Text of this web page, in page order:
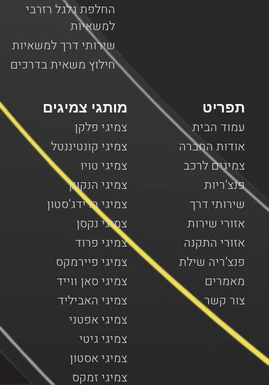
החלפת גלגל רזרבי
למשאיות
שירותי דרך למשאיות
חילוץ משאית בדרכים
מותגי צמיגים
צמיגי פלקן
צמיגי קונטיננטל
צמיגי טויו
צמיגי הנקוק
צמיגי ברידג’סטון
צמיגי נקסן
צמיגי פרוד
צמיגי פיירמקס
צמיגי סאן ווייד
צמיגי האביליד
צמיגי אפטני
צמיגי גיטי
צמיגי אסטון
צמיגי זמקס
תפריט
עמוד הבית
אודות החברה
צמיגים לרכב
פנצ’ריות
שירותי דרך
אזורי שירות
אזורי התקנה
פנצ’ריה שילת
מאמרים
צור קשר